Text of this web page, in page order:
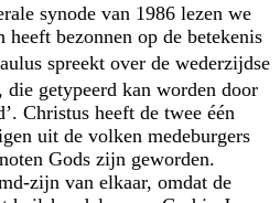
synode van 1986 lezen we
heeft bezonnen op de betekenis
spreekt over de wederzijdse
getypeerd kan worden door
Christus heeft de twee één
uit de volken medeburgers
Gods zijn geworden.
zijn van elkaar, omdat de